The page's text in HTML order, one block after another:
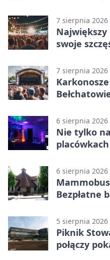
7 sierpnia 2026
Największy
swoje
7 sierpnia 2026
6 sierpnia 2026
Nie tylko
6 sierpnia 2026
Bezpłatne
5 sierpnia 2026
Piknik
połączy